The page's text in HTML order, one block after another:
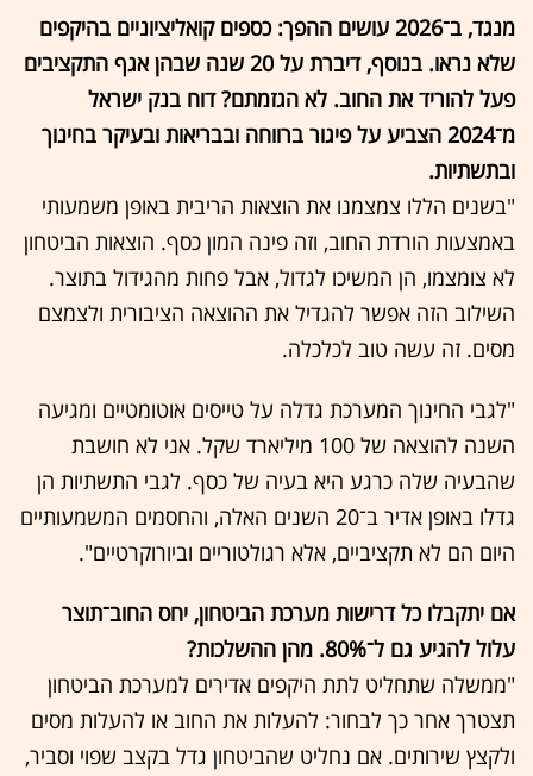
מנגד, ב־2026 עושים ההפך: כספים קואליציוניים בהיקפים
שלא נראו. בנוסף, דיברת על 20 שנה שבהן אגף התקציבים
פעל להוריד את החוב. לא הגזמתם? דוח בנק ישראל
מ־2024 הצביע על פיגור ברווחה ובבריאות ובעיקר בחינוך
ובתשתיות.
"בשנים הללו צמצמנו את הוצאות הריבית באופן משמעותי
באמצעות הורדת החוב, וזה פינה המון כסף. הוצאות הביטחון
לא צומצמו, הן המשיכו לגדול, אבל פחות מהגידול בתוצר.
השילוב הזה אפשר להגדיל את ההוצאה הציבורית ולצמצם
מסים. זה עשה טוב לכלכלה.
"לגבי החינוך המערכת גדלה על טייסים אוטומטיים ומגיעה
השנה להוצאה של 100 מיליארד שקל. אני לא חושבת
שהבעיה שלה כרגע היא בעיה של כסף. לגבי התשתיות הן
גדלו באופן אדיר ב־20 השנים האלה, והחסמים המשמעותיים
היום הם לא תקציביים, אלא רגולטוריים וביורוקרטיים".
אם יתקבלו כל דרישות מערכת הביטחון, יחס החוב־תוצר
עלול להגיע גם ל־80%. מהן ההשלכות?
"ממשלה שתחליט לתת היקפים אדירים למערכת הביטחון
תצטרך אחר כך לבחור: להעלות את החוב או להעלות מסים
ולקצץ שירותים. אם נחליט שהביטחון גדל בקצב שפוי וסביר,